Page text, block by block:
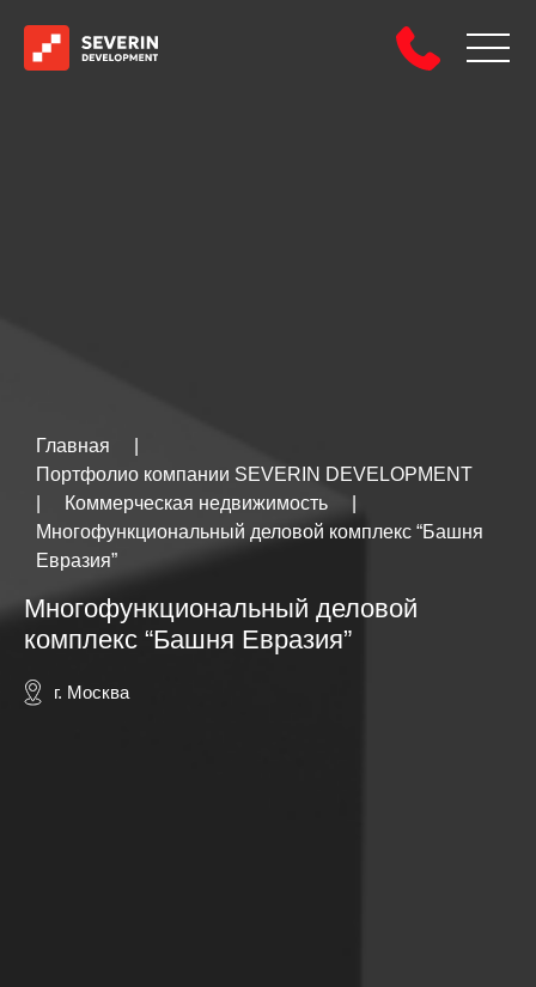
Главная
Портфолио компании SEVERIN DEVELOPMENT
Коммерческая недвижимость
Многофункциональный деловой комплекс “Башня
Евразия”
Многофункциональный деловой
комплекс “Башня Евразия”
г. Москва